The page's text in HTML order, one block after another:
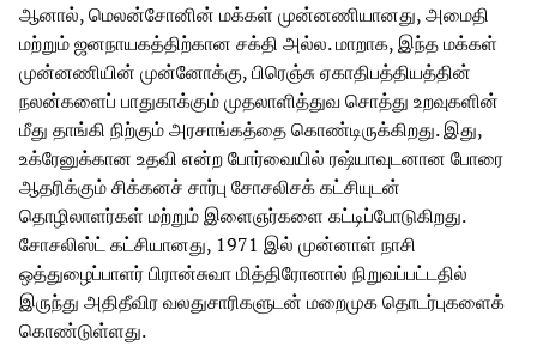
ஆனால், மெலன்சோனின் மக்கள் முன்னணியானது, அமைதி
மற்றும் ஜனநாயகத்திற்கான சக்தி அல்ல. மாறாக, இந்த மக்கள்
முன்னணியின் முன்னோக்கு, பிரெஞ்சு ஏகாதிபத்தியத்தின்
நலன்களைப் பாதுகாக்கும் முதலாளித்துவ சொத்து உறவுகளின்
மீது தாங்கி நிற்கும் அரசாங்கத்தை கொண்டிருக்கிறது. இது,
உக்ரேனுக்கான உதவி என்ற போர்வையில் ரஷ்யாவுடனான போரை
ஆதரிக்கும் சிக்கனச் சார்பு சோசலிசக் கட்சியுடன்
தொழிலாளர்கள் மற்றும் இளைஞர்களை கட்டிப்போடுகிறது.
சோசலிஸ்ட் கட்சியானது, 1971 இல் முன்னாள் நாசி
ஒத்துழைப்பாளர் பிரான்சுவா மித்திரோனால் நிறுவப்பட்டதில்
இருந்து அதிதீவிர வலதுசாரிகளுடன் மறைமுக தொடர்புகளைக்
கொண்டுள்ளது.